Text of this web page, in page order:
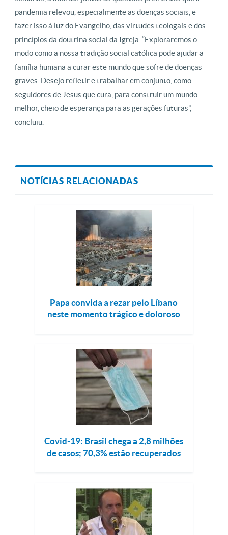
pandemia relevou, especialmente as doenças sociais, e
fazer isso à luz do Evangelho, das virtudes teologais e dos
princípios da doutrina social da Igreja. “Exploraremos o
modo como a nossa tradição social católica pode ajudar a
família humana a curar este mundo que sofre de doenças
graves. Desejo refletir e trabalhar em conjunto, como
seguidores de Jesus que cura, para construir um mundo
melhor, cheio de esperança para as gerações futuras”,
concluiu.
NOTÍCIAS RELACIONADAS
Papa convida a rezar pelo Líbano
neste momento trágico e doloroso
Covid-19: Brasil chega a 2,8 milhões
de casos; 70,3% estão recuperados